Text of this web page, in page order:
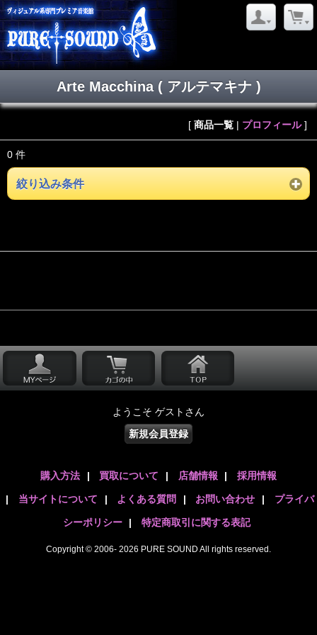
Arte Macchina ( アルテマキナ )
[ 商品一覧 | プロフィール]
0 件
絞り込み条件
ようこそ ゲストさん
新規会員登録
購入方法 | 買取について | 店舗情報 | 採用情報
| 当サイトについて | よくある質問 | お問い合わせ | プライバ
シーポリシー | 特定商取引に関する表記
Copyright © 2006- 2026 PURE SOUND All rights reserved.